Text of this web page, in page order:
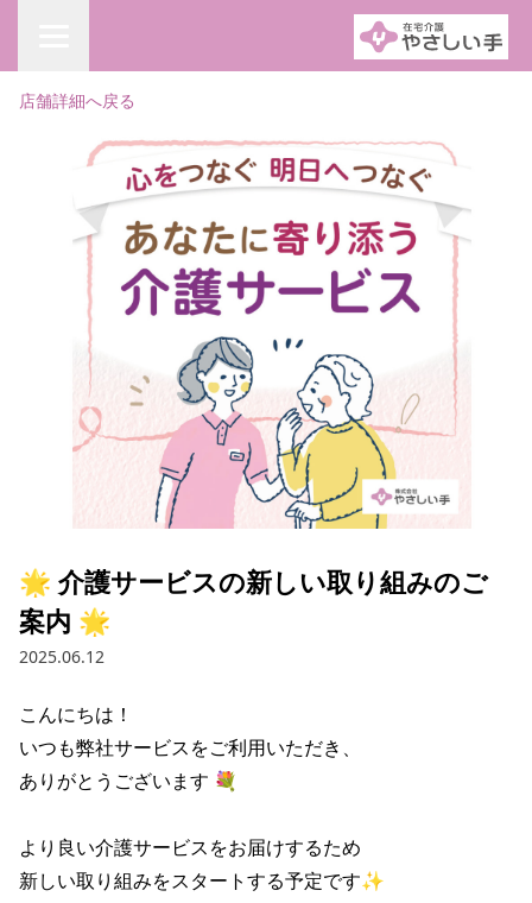
店舗詳細へ戻る
🌟 介護サービスの新しい取り組みのご
案内 🌟
2025.06.12
こんにちは！
いつも弊社サービスをご利用いただき、
ありがとうございます 💐
より良い介護サービスをお届けするため
新しい取り組みをスタートする予定です✨